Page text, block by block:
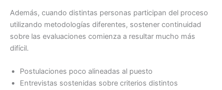
Además, cuando distintas personas participan del proceso
utilizando metodologías diferentes, sostener continuidad
sobre las evaluaciones comienza a resultar mucho más
difícil.
Postulaciones poco alineadas al puesto
Entrevistas sostenidas sobre criterios distintos